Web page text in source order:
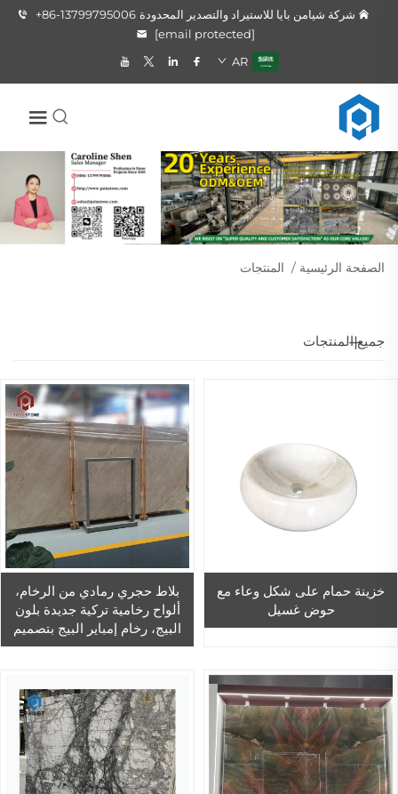
شركة شيامن بايا للاستيراد والتصدير المحدودة +86-13799795006
[email protected]
AR
الصفحة الرئيسية / المنتجات
جميع المنتجات
خزينة حمام على شكل وعاء مع
حوض غسيل
بلاط حجري رمادي من الرخام،
ألواح رخامية تركية جديدة بلون
البيج، رخام إمباير البيج بتصميم
رسومي مصقول وبقطع